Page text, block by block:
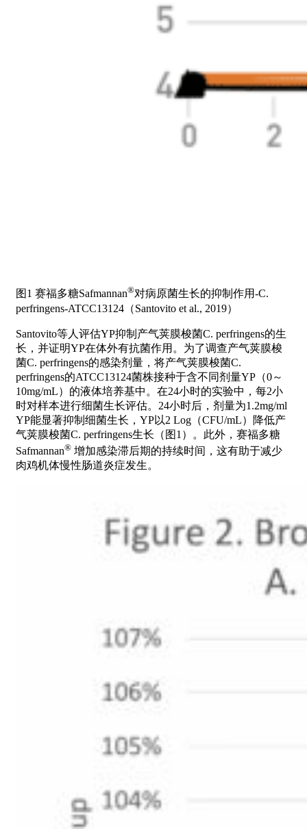
图1 赛福多糖Safmannan®对病原菌生长的抑制作用-C.
perfringens-ATCC13124（Santovito et al., 2019）
Santovito等人评估YP抑制产气荚膜梭菌C. perfringens的生
长，并证明YP在体外有抗菌作用。为了调查产气荚膜梭
菌C. perfringens的感染剂量，将产气荚膜梭菌C.
perfringens的ATCC13124菌株接种于含不同剂量YP（0～
10mg/mL）的液体培养基中。在24小时的实验中，每2小
时对样本进行细菌生长评估。24小时后，剂量为1.2mg/ml
YP能显著抑制细菌生长，YP以2 Log（CFU/mL）降低产
气荚膜梭菌C. perfringens生长（图1）。此外，赛福多糖
Safmannan® 增加感染滞后期的持续时间，这有助于减少
肉鸡机体慢性肠道炎症发生。